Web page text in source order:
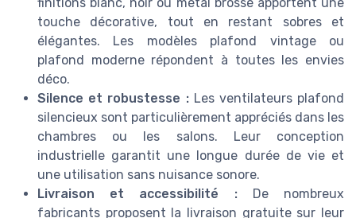
touche décorative, tout en restant sobres et
élégantes. Les modèles plafond vintage ou
plafond moderne répondent à toutes les envies
déco.
Silence et robustesse :Les ventilateurs plafond
silencieux sont particulièrement appréciés dans les
chambres ou les salons. Leur conception
industrielle garantit une longue durée de vie et
une utilisation sans nuisance sonore.
Livraison et accessibilité :De nombreux
fabricants proposent la livraison gratuite sur leur